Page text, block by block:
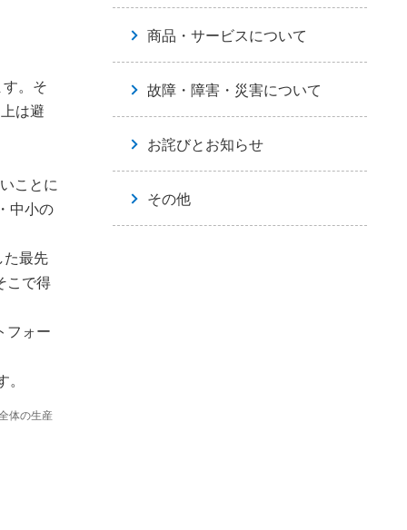
。そ
は避
ことに
中小の
た最先
こで得
フォー
体の生産
商品・サービスについて
故障・障害・災害について
お詫びとお知らせ
その他